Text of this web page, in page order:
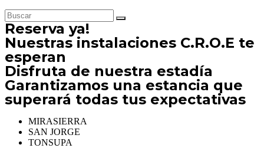
Reserva ya!
Nuestras instalaciones C.R.O.E te
esperan
Disfruta de nuestra estadía
Garantizamos una estancia que
superará todas tus expectativas
MIRASIERRA
SAN JORGE
TONSUPA